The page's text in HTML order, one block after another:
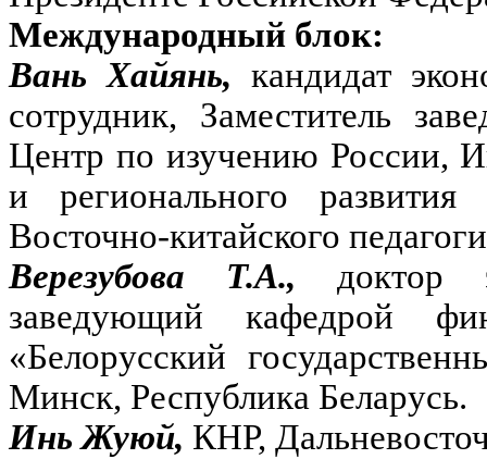
Международный блок:
Вань Хайянь, кандидат
сотрудник, Заместитель
Центр по изучению России,
и регионального
Восточно-китайского
Верезубова Т.А.,
доктор
заведующий кафедрой
«Белорусский
Минск, Республика Беларусь.
Инь Жуюй, КНР,